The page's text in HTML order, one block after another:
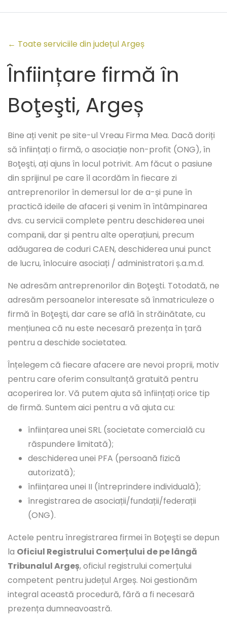
← Toate serviciile din județul Argeș
Înființare firmă în
Boţeşti, Argeș
Bine ați venit pe site-ul Vreau Firma Mea. Dacă doriți
să înființați o firmă, o asociație non-profit (ONG), în
Boţeşti, ați ajuns în locul potrivit. Am făcut o pasiune
din sprijinul pe care îl acordăm în fiecare zi
antreprenorilor în demersul lor de a-și pune în
practică ideile de afaceri și venim în întâmpinarea
dvs. cu servicii complete pentru deschiderea unei
companii, dar și pentru alte operațiuni, precum
adăugarea de coduri CAEN, deschiderea unui punct
de lucru, înlocuire asociați / administratori ș.a.m.d.
Ne adresăm antreprenorilor din Boţeşti. Totodată, ne
adresăm persoanelor interesate să înmatriculeze o
firmă în Boţeşti, dar care se află în străinătate, cu
mențiunea că nu este necesară prezența în țară
pentru a deschide societatea.
Înțelegem că fiecare afacere are nevoi proprii, motiv
pentru care oferim consultanță gratuită pentru
acoperirea lor. Vă putem ajuta să înființați orice tip
de firmă. Suntem aici pentru a vă ajuta cu:
înființarea unei SRL (societate comercială cu
răspundere limitată);
deschiderea unei PFA (persoană fizică
autorizată);
înființarea unei II (întreprindere individuală);
înregistrarea de asociații/fundații/federații
(ONG).
Actele pentru înregistrarea firmei în Boţeşti se depun
la Oficiul Registrului Comerțului de pe lângă
Tribunalul Argeș, oficiul registrului comerțului
competent pentru județul Argeș. Noi gestionăm
integral această procedură, fără a fi necesară
prezența dumneavoastră.